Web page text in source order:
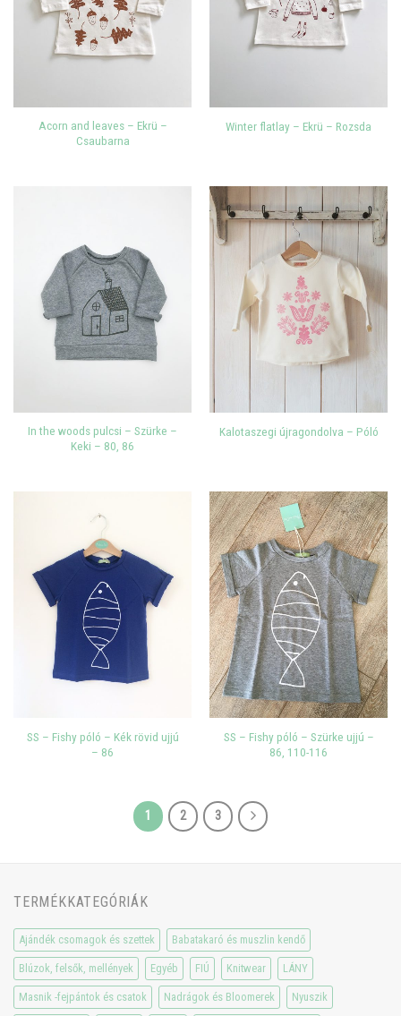
Acorn and leaves – Ekrü –
Csaubarna
Winter flatlay – Ekrü – Rozsda
In the woods pulcsi – Szürke –
Keki – 80, 86
Kalotaszegi újragondolva – Póló
SS – Fishy póló – Kék rövid ujjú
– 86
SS – Fishy póló – Szürke ujjú –
86, 110-116
1 2 3
TERMÉKKATEGÓRIÁK
Ajándék csomagok és szettek Babatakaró és muszlin kendő
Blúzok, felsők, mellények Egyéb FIÚ Knitwear LÁNY
Masnik -fejpántok és csatok Nadrágok és Bloomerek Nyuszik